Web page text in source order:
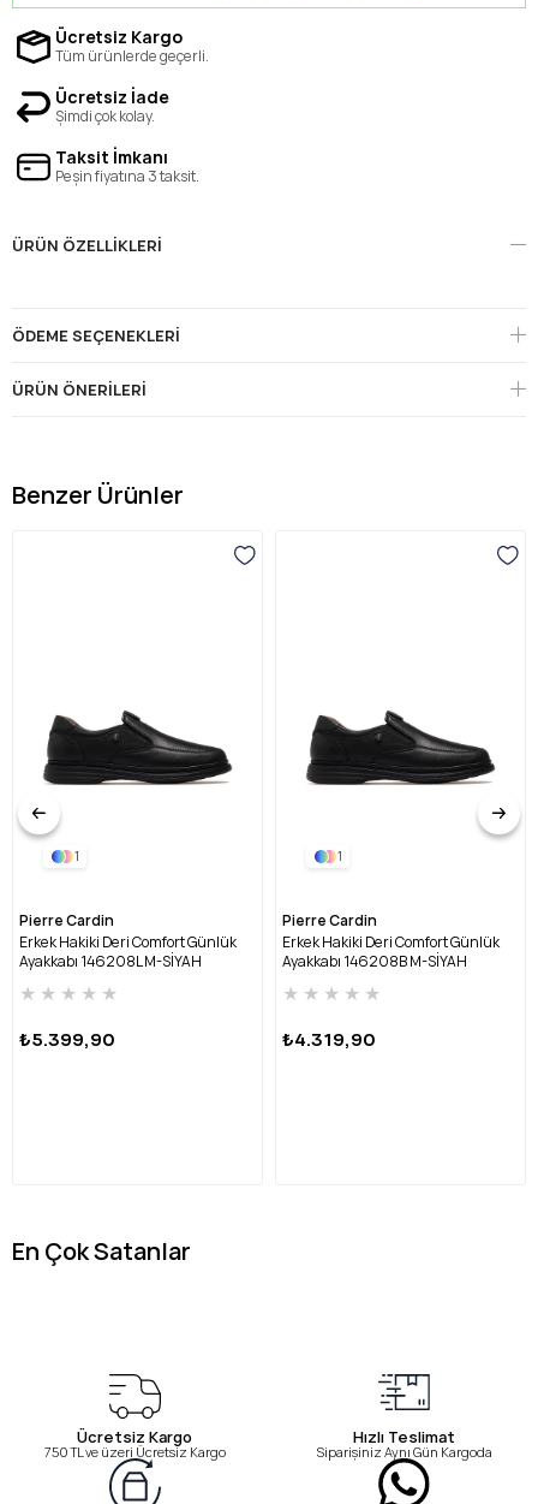
Ücretsiz Kargo
Tüm ürünlerde geçerli.
Ücretsiz İade
Şimdi çok kolay.
Taksit İmkanı
Peşin fiyatına 3 taksit.
ÜRÜN ÖZELLIKLERI
ÖDEME SEÇENEKLERI
ÜRÜN ÖNERILERI
Benzer Ürünler
1
Pierre Cardin
Erkek Hakiki Deri Comfort Günlük
Ayakkabı 146208L M-SİYAH
★ ★ ★ ★ ★
₺5.399,90
1
Pierre Cardin
Erkek Hakiki Deri Comfort Günlük
Ayakkabı 146208B M-SİYAH
★ ★ ★ ★ ★
₺4.319,90
En Çok Satanlar
Ücretsiz Kargo
750 TL ve üzeri Ücretsiz Kargo
Hızlı Teslimat
Siparişiniz Aynı Gün Kargoda